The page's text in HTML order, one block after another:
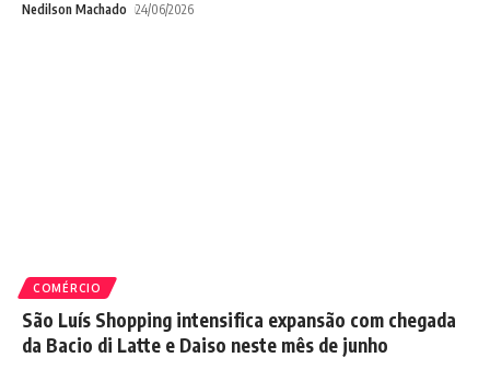
Nedilson Machado 24/06/2026
COMÉRCIO
São Luís Shopping intensifica expansão com chegada
da Bacio di Latte e Daiso neste mês de junho